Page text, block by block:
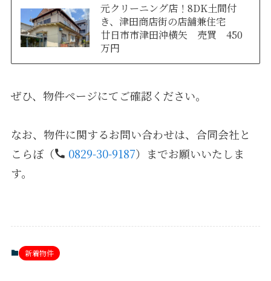
元クリーニング店！8DK土間付
き、津田商店街の店舗兼住宅
廿日市市津田沖横矢 売買 450
万円
ぜひ、物件ページにてご確認ください。
なお、物件に関するお問い合わせは、合同会社と
こらぼ（
0829-30-9187）までお願いいたしま
す。
新着物件